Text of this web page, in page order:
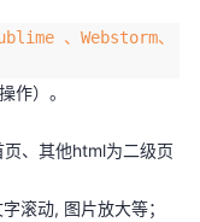
、Webstorm、
作）。
、其他html为二级页
滚动, 图片放大等；